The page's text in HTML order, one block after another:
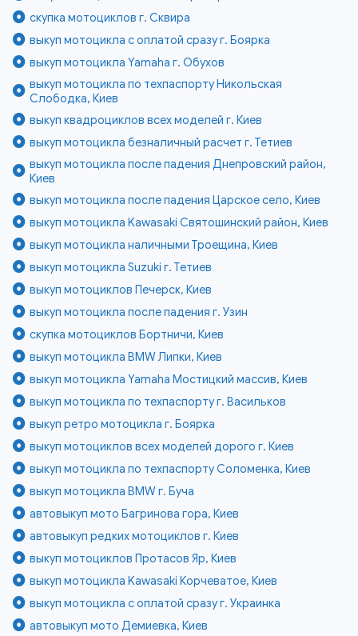
скупка мотоциклов г. Сквира
выкуп мотоцикла с оплатой сразу г. Боярка
выкуп мотоцикла Yamaha г. Обухов
выкуп мотоцикла по техпаспорту Никольская
Слободка, Киев
выкуп квадроциклов всех моделей г. Киев
выкуп мотоцикла безналичный расчет г. Тетиев
выкуп мотоцикла после падения Днепровский район,
Киев
выкуп мотоцикла после падения Царское село, Киев
выкуп мотоцикла Kawasaki Святошинский район, Киев
выкуп мотоцикла наличными Троещина, Киев
выкуп мотоцикла Suzuki г. Тетиев
выкуп мотоциклов Печерск, Киев
выкуп мотоцикла после падения г. Узин
скупка мотоциклов Бортничи, Киев
выкуп мотоцикла BMW Липки, Киев
выкуп мотоцикла Yamaha Мостицкий массив, Киев
выкуп мотоцикла по техпаспорту г. Васильков
выкуп ретро мотоцикла г. Боярка
выкуп мотоциклов всех моделей дорого г. Киев
выкуп мотоцикла по техпаспорту Соломенка, Киев
выкуп мотоцикла BMW г. Буча
автовыкуп мото Багринова гора, Киев
автовыкуп редких мотоциклов г. Киев
выкуп мотоциклов Протасов Яр, Киев
выкуп мотоцикла Kawasaki Корчеватое, Киев
выкуп мотоцикла с оплатой сразу г. Украинка
автовыкуп мото Демиевка, Киев